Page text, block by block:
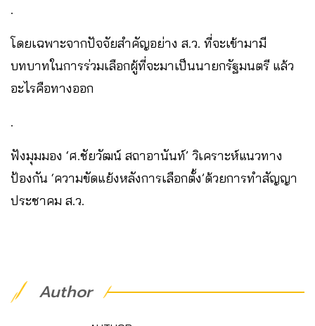
.
โดยเฉพาะจากปัจจัยสำคัญอย่าง ส.ว. ที่จะเข้ามามี
บทบาทในการร่วมเลือกผู้ที่จะมาเป็นนายกรัฐมนตรี ​แล้ว
อะไรคือทางออก
.
ฟังมุมมอง ‘ศ.ชัยวัฒน์ สถาอานันท์’ วิเคราะห์แนวทาง
ป้องกัน ‘ความขัดแย้งหลังการเลือกตั้ง’ด้วยการทำสัญญา
ประชาคม ส.ว.
Author